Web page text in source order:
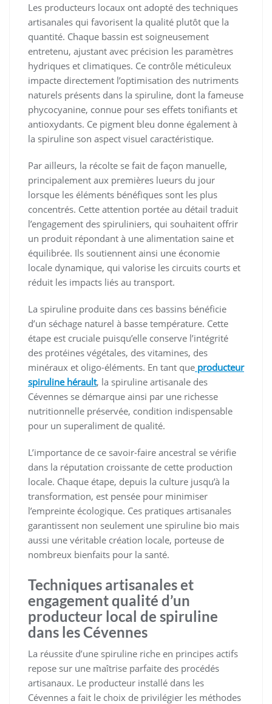
Les producteurs locaux ont adopté des techniques
artisanales qui favorisent la qualité plutôt que la
quantité. Chaque bassin est soigneusement
entretenu, ajustant avec précision les paramètres
hydriques et climatiques. Ce contrôle méticuleux
impacte directement l’optimisation des nutriments
naturels présents dans la spiruline, dont la fameuse
phycocyanine, connue pour ses effets tonifiants et
antioxydants. Ce pigment bleu donne également à
la spiruline son aspect visuel caractéristique.
Par ailleurs, la récolte se fait de façon manuelle,
principalement aux premières lueurs du jour
lorsque les éléments bénéfiques sont les plus
concentrés. Cette attention portée au détail traduit
l’engagement des spiruliniers, qui souhaitent offrir
un produit répondant à une alimentation saine et
équilibrée. Ils soutiennent ainsi une économie
locale dynamique, qui valorise les circuits courts et
réduit les impacts liés au transport.
La spiruline produite dans ces bassins bénéficie
d’un séchage naturel à basse température. Cette
étape est cruciale puisqu’elle conserve l’intégrité
des protéines végétales, des vitamines, des
minéraux et oligo-éléments. En tant que producteur
spiruline hérault, la spiruline artisanale des
Cévennes se démarque ainsi par une richesse
nutritionnelle préservée, condition indispensable
pour un superaliment de qualité.
L’importance de ce savoir-faire ancestral se vérifie
dans la réputation croissante de cette production
locale. Chaque étape, depuis la culture jusqu’à la
transformation, est pensée pour minimiser
l’empreinte écologique. Ces pratiques artisanales
garantissent non seulement une spiruline bio mais
aussi une véritable création locale, porteuse de
nombreux bienfaits pour la santé.
Techniques artisanales et
engagement qualité d’un
producteur local de spiruline
dans les Cévennes
La réussite d’une spiruline riche en principes actifs
repose sur une maîtrise parfaite des procédés
artisanaux. Le producteur installé dans les
Cévennes a fait le choix de privilégier les méthodes